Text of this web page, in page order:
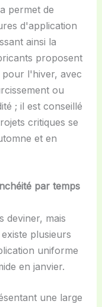
permet de
d'application
ainsi la
proposent
pour l'hiver, avec
ou
; il est conseillé
critiques se
et en
par temps
deviner, mais
plusieurs
uniforme
en janvier.
une large